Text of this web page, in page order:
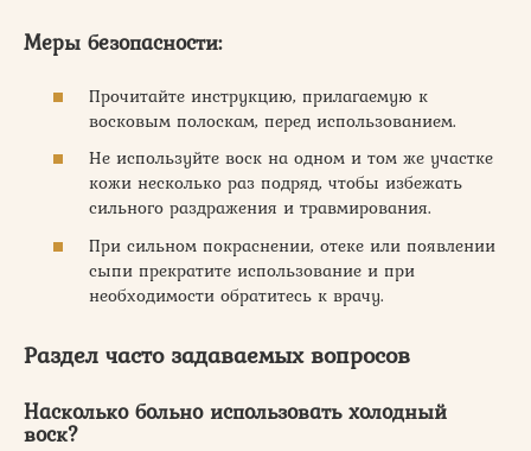
Меры безопасности:
Прочитайте инструкцию, прилагаемую к
восковым полоскам, перед использованием.
Не используйте воск на одном и том же участке
кожи несколько раз подряд, чтобы избежать
сильного раздражения и травмирования.
При сильном покраснении, отеке или появлении
сыпи прекратите использование и при
необходимости обратитесь к врачу.
Раздел часто задаваемых вопросов
Насколько больно использовать холодный
воск?